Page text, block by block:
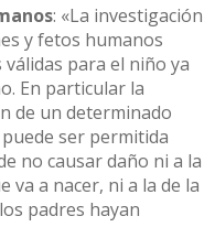
: «La investigación
y fetos humanos
para el niño ya
En particular la
de un determinado
ser permitida
no causar daño ni a la
va a nacer, ni a la de la
padres hayan